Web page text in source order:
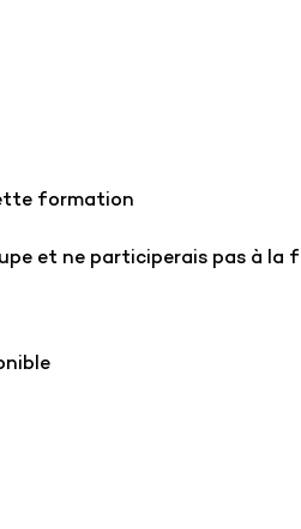
formation
et ne participerais pas à la